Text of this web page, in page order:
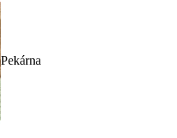
Pekárna